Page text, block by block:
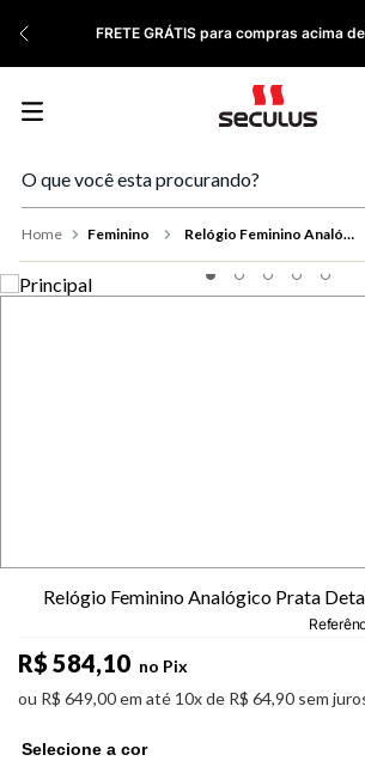
FRETE GRÁTIS para compras acima
Feminino Relógio Feminino Analógico Prata Detalhes em Cristais
Relógio Feminino Analógico Prata
R$584,10 no Pix
ou R$ 649,00em até 10x de R$ 64,90 sem
9º